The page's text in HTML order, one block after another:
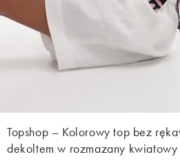
Topshop – Kolorowy top bez
dekoltem w rozmazany